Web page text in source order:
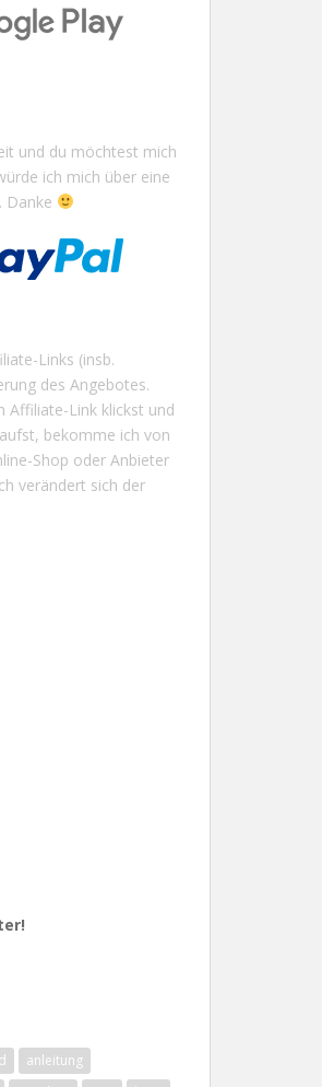
und du möchtest mich
ich mich über eine
Danke
Links (insb.
des Angebotes.
Affiliate-Link klickst und
bekomme ich von
Shop oder Anbieter
verändert sich der
anleitung